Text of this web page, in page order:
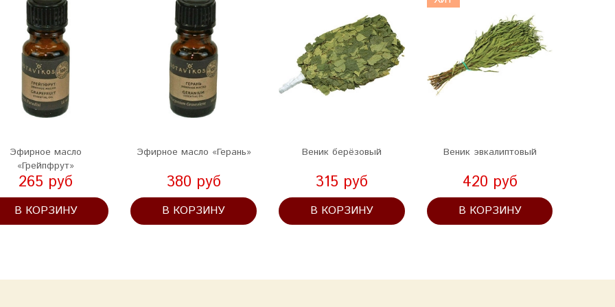
Эфирное масло
«Грейпфрут»
265 руб
В КОРЗИНУ
Эфирное масло «Герань»
380 руб
В КОРЗИНУ
Веник берёзовый
315 руб
В КОРЗИНУ
Веник эвкалиптовый
420 руб
В КОРЗИНУ